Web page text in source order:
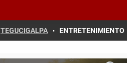
TEGUCIGALPA ENTRETENIMIENTO